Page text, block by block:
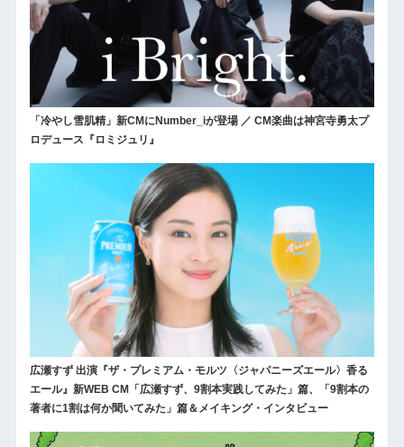
「冷やし雪肌精」新CMにNumber_iが登場 ／ CM楽曲は神宮寺勇太プ
ロデュース『ロミジュリ』
広瀬すず 出演『ザ・プレミアム・モルツ〈ジャパニーズエール〉香る
エール』新WEB CM「広瀬すず、9割本実践してみた」篇、「9割本の
著者に1割は何か聞いてみた」篇＆メイキング・インタビュー